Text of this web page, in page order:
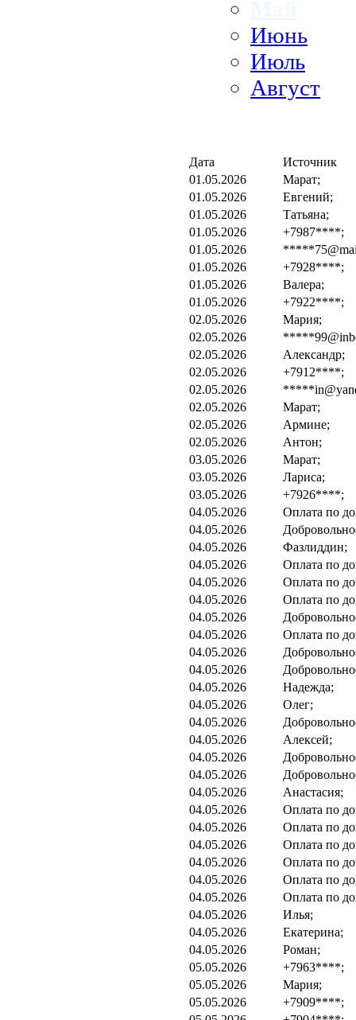
Июнь
Июль
Август
Дата
Источник
01.05.2026
Марат;
01.05.2026
Евгений;
01.05.2026
Татьяна;
01.05.2026
+7987****;
01.05.2026
01.05.2026
+7928****;
01.05.2026
Валера;
01.05.2026
+7922****;
02.05.2026
Мария;
02.05.2026
02.05.2026
Александр;
02.05.2026
+7912****;
02.05.2026
02.05.2026
Марат;
02.05.2026
Армине;
02.05.2026
Антон;
03.05.2026
Марат;
03.05.2026
Лариса;
03.05.2026
+7926****;
04.05.2026
Оплата по
04.05.2026
04.05.2026
Фазлиддин;
04.05.2026
Оплата по
04.05.2026
Оплата по
04.05.2026
Оплата по
04.05.2026
04.05.2026
Оплата по
04.05.2026
04.05.2026
04.05.2026
Надежда;
04.05.2026
Олег;
04.05.2026
04.05.2026
Алексей;
04.05.2026
04.05.2026
04.05.2026
Анастасия;
04.05.2026
Оплата по
04.05.2026
Оплата по
04.05.2026
Оплата по
04.05.2026
Оплата по
04.05.2026
Оплата по
04.05.2026
Оплата по
04.05.2026
Илья;
04.05.2026
Екатерина;
04.05.2026
Роман;
05.05.2026
+7963****;
05.05.2026
Мария;
05.05.2026
+7909****;